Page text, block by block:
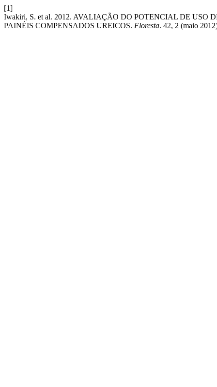
[1]
Iwakiri, S. et al. 2012. AVALIAÇÃO DO POTENCIAL DE USO
PAINÉIS COMPENSADOS UREICOS. Floresta. 42, 2 (maio